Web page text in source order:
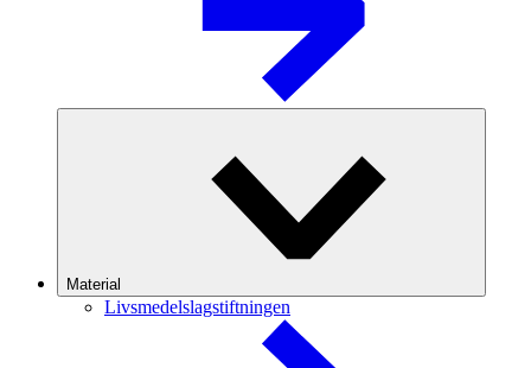
Material
Livsmedelslagstiftningen